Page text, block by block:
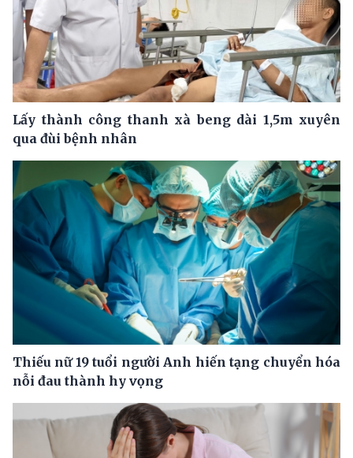
Lấy thành công thanh xà beng dài 1,5m xuyên
qua đùi bệnh nhân
Thiếu nữ 19 tuổi người Anh hiến tạng chuyển hóa
nỗi đau thành hy vọng